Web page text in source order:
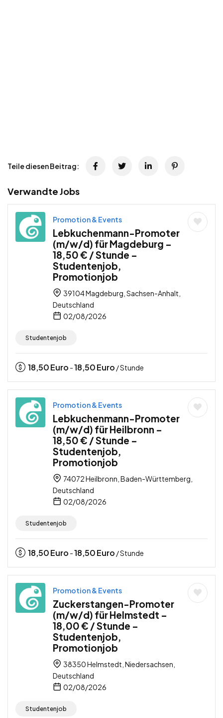
Teile diesen Beitrag:
Verwandte Jobs
Promotion & Events
Lebkuchenmann-Promoter
(m/w/d) für Magdeburg –
18,50 € / Stunde –
Studentenjob,
Promotionjob
39104 Magdeburg, Sachsen-Anhalt,
Deutschland
02/08/2026
Studentenjob
18,50Euro -18,50Euro / Stunde
Promotion & Events
Lebkuchenmann-Promoter
(m/w/d) für Heilbronn –
18,50 € / Stunde –
Studentenjob,
Promotionjob
74072 Heilbronn, Baden-Württemberg,
Deutschland
02/08/2026
Studentenjob
18,50Euro -18,50Euro / Stunde
Promotion & Events
Zuckerstangen-Promoter
(m/w/d) für Helmstedt –
18,00 € / Stunde –
Studentenjob,
Promotionjob
38350 Helmstedt, Niedersachsen,
Deutschland
02/08/2026
Studentenjob